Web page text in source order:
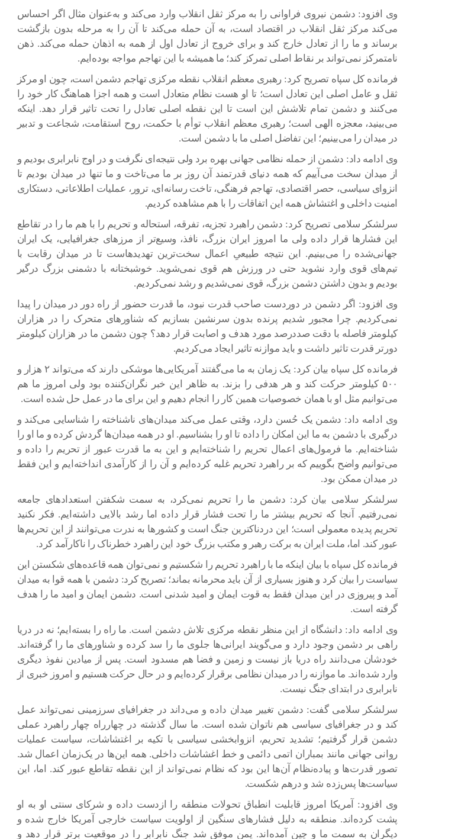
وی افزود: دشمن نیروی فراوانی را به مرکز ثقل انقلاب وارد می‌کند و به‌عنوان مثال اگر احساس
می‌کند مرکز ثقل انقلاب در اقتصاد است، به آن حمله می‌کند تا آن را به مرحله بدون بازگشت
برساند و ما را از تعادل خارج کند و برای خروج از تعادل اول از همه به اذهان حمله می‌کند‌. ذهن
نامتمرکز نمی‌تواند بر نقاط اصلی تمرکز کند؛ ما همیشه با این تهاجم مواجه بوده‌ایم.
فرمانده کل سپاه تصریح کرد: رهبری معظم انقلاب نقطه مرکزی تهاجم دشمن است، چون او مرکز
ثقل و عامل اصلی این تعادل است؛ تا او هست نظام متعادل است و همه اجزا هماهنگ کار خود را
می‌کنند و دشمن تمام تلاشش این است تا این نقطه اصلی تعادل را تحت تاثیر قرار دهد. اینکه
می‌بینید، معجزه الهی است؛ رهبری معظم انقلاب توأم با حکمت، روح استقامت، شجاعت و تدبیر
در میدان را می‌بینیم؛ این تفاضل اصلی ما با دشمن است.
وی ادامه داد: دشمن از حمله نظامی جهانی بهره برد ولی نتیجه‌ای نگرفت و در اوج نابرابری بودیم و
از میدان سخت می‌آییم که همه دنیای قدرتمند آن روز بر ما می‌تاخت و ما تنها در میدان بودیم تا
انزوای سیاسی، حصر اقتصادی، تهاجم فرهنگی، تاخت رسانه‌ای، ترور، عملیات اطلاعاتی، دستکاری
امنیت داخلی و اغتشاش همه این‌ اتفاقات را با هم مشاهده کردیم.
سرلشکر سلامی تصریح کرد: دشمن راهبرد تجزیه، تفرقه، استحاله و تحریم را با هم ما را در تقاطع
این فشارها قرار داده ولی ما امروز ایران بزرگ، نافذ، وسیع‌تر از مرزهای جغرافیایی، یک ایران
جهانی‌شده را می‌بینیم. این نتیجه‌ طبیعیِ اعمال سخت‌ترین تهدیدهاست تا در میدان رقابت با
تیم‌های قوی وارد نشوید حتی در ورزش هم قوی نمی‌شوید. خوشبختانه با دشمنی بزرگ درگیر
بودیم و بدون داشتن دشمن بزرگ، قوی نمی‌شدیم و رشد نمی‌کردیم.
وی افزود: اگر دشمن در دوردست صاحب قدرت نبود، ما قدرت حضور از راه دور در میدان را پیدا
نمی‌کردیم. چرا مجبور شدیم پرنده بدون سرنشین بسازیم که شناورهای متحرک را در هزاران
کیلومتر فاصله با دقت صددرصد مورد هدف و اصابت قرار دهد؟ چون دشمن ما در هزاران کیلومتر
دورتر قدرت تاثیر داشت و باید موازنه تاثیر ایجاد می‌کردیم.
فرمانده کل سپاه بیان کرد: یک زمان به ما می‌گفتند آمریکایی‌ها موشکی دارند که می‌تواند ۲ هزار و
۵۰۰ کیلومتر حرکت کند و هر هدفی را بزند. به ظاهر این خبر نگران‌کننده بود ولی امروز ما هم
می‌توانیم مثل او با همان خصوصیات همین کار را انجام دهیم و این برای ما در عمل حل شده است.
وی ادامه داد: دشمن یک حُسن دارد، وقتی عمل می‌کند میدان‌های ناشناخته را شناسایی می‌کند و
درگیری با دشمن به ما این امکان را داده تا او را بشناسیم. او در همه میدان‌ها گردش کرده و ما او را
شناخته‌ایم. ما فرمول‌های اعمال تحریم را شناخته‌ایم و این به ما قدرت عبور از تحریم را داده و
می‌توانیم واضح بگوییم که بر راهبرد تحریم غلبه کرده‌ایم و آن را از کارآمدی انداخته‌ایم و این فقط
در میدان ممکن بود.
سرلشکر سلامی بیان کرد: دشمن ما را تحریم نمی‌کرد، به سمت شکفتن استعدادهای جامعه
نمی‌رفتیم. آنجا که تحریم بیشتر ما را تحت فشار قرار داده اما رشد بالایی داشته‌ایم. فکر نکنید
تحریم پدیده معمولی است؛ این دردناکترین جنگ است و کشورها به ندرت می‌توانند از این تحریم‌ها
عبور کند. اما، ملت ایران به برکت رهبر و مکتب بزرگ خود این راهبرد خطرناک را ناکارآمد کرد.
فرمانده کل سپاه با بیان اینکه ما با راهبرد تحریم را شکستیم و نمی‌توان همه قاعده‌های شکستن این
سیاست را بیان کرد و هنوز بسیاری از آن باید محرمانه بماند؛ تصریح کرد: دشمن با همه قوا به میدان
آمد و پیروزی در این میدان فقط به قوت ایمان و امید شدنی است. دشمن ایمان و امید ما را هدف
گرفته است.
وی ادامه داد: دانشگاه از این منظر نقطه مرکزی تلاش دشمن است. ما راه را بسته‌ایم؛ نه در دریا
راهی بر دشمن وجود دارد و می‌گویند ایرانی‌ها جلوی ما را سد کرده و شناورهای ما را گرفته‌اند.
خودشان می‌دانند راه دریا باز نیست و زمین و فضا هم مسدود است. پس از میادین نفوذ دیگری
وارد شده‌اند. ما موازنه را در میدان نظامی برقرار کرده‌ایم و در حال حرکت هستیم و امروز خبری از
نابرابری در ابتدای جنگ نیست.
سرلشکر سلامی گفت: دشمن تغییر میدان داده و می‌داند در جغرافیای سرزمینی نمی‌تواند عمل
کند و در جغرافیای سیاسی هم ناتوان شده است. ما سال گذشته در چهارراه چهار راهبرد عملی
دشمن قرار گرفتیم؛ تشدید تحریم، انزوابخشی سیاسی با تکیه بر اغتشاشات، سیاست عملیات
روانی جهانی مانند بمباران اتمی دائمی و خط اغشاشات داخلی. همه این‌ها در یک‌زمان اعمال شد.
تصور قدرت‌ها و پیاده‌نظام آن‌ها این بود که نظام نمی‌تواند از این نقطه تقاطع عبور کند. اما، این
سیاست‌ها پس‌زده شد و درهم شکست.
وی افزود: آمریکا امروز قابلیت انطباق تحولات منطقه را ازدست داده و شرکای سنتی او به او
پشت کرده‌اند. منطقه به دلیل فشارهای سنگین از اولویت سیاست خارجی آمریکا خارج شده و
دیگران به سمت ما و چین آمده‌اند. یمن موفق شد جنگ نابرابر را در موقعیت برتر قرار دهد و